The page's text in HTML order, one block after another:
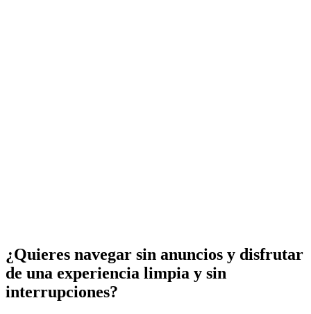
¿Quieres navegar sin anuncios y disfrutar
de una experiencia limpia y sin
interrupciones?